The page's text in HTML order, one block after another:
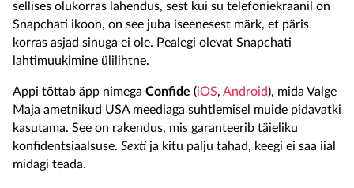
sellises olukorras lahendus, sest kui su telefoniekraanil on
Snapchati ikoon, on see juba iseenesest märk, et päris
korras asjad sinuga ei ole. Pealegi olevat Snapchati
lahtimuukimine ülilihtne.
Appi tõttab äpp nimega Confide (iOS, Android), mida Valge
Maja ametnikud USA meediaga suhtlemisel muide pidavatki
kasutama. See on rakendus, mis garanteerib täieliku
konfidentsiaalsuse. Sexti ja kitu palju tahad, keegi ei saa iial
midagi teada.